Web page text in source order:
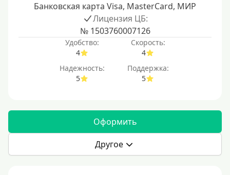
Банковская карта Visa, MasterCard, МИР
Лицензия ЦБ:
№ 1503760007126
Удобство:
4
Скорость:
4
Надежность:
5
Поддержка:
5
Оформить
Другое